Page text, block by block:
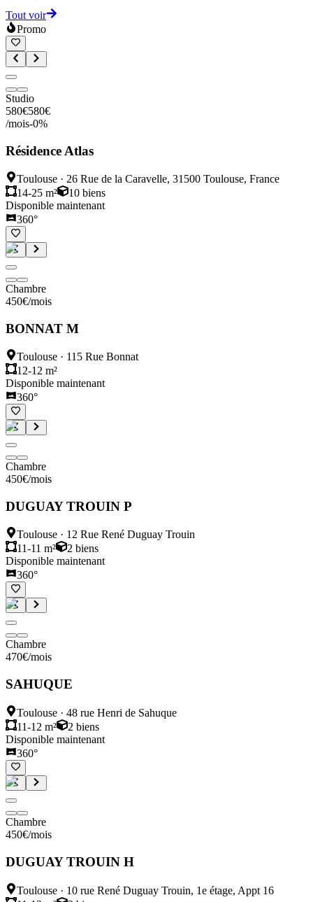
Tout voir
Promo
Studio
580€580€
/mois-0%
Résidence Atlas
Toulouse · 26 Rue de la Caravelle, 31500 Toulouse, France
14-25 m²
10 biens
Disponible maintenant
360°
Chambre
450€/mois
BONNAT M
Toulouse · 115 Rue Bonnat
12-12 m²
Disponible maintenant
360°
Chambre
450€/mois
DUGUAY TROUIN P
Toulouse · 12 Rue René Duguay Trouin
11-11 m²
2 biens
Disponible maintenant
360°
Chambre
470€/mois
SAHUQUE
Toulouse · 48 rue Henri de Sahuque
11-12 m²
2 biens
Disponible maintenant
360°
Chambre
450€/mois
DUGUAY TROUIN H
Toulouse · 10 rue René Duguay Trouin, 1e étage, Appt 16